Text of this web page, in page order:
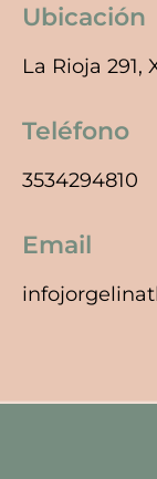
Ubicación
La Rioja 291,
Teléfono
3534294810
Email